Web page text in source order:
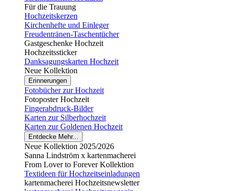
Für die Trauung
Hochzeitskerzen
Kirchenhefte und Einleger
Freudentränen-Taschentücher
Gastgeschenke Hochzeit
Hochzeitssticker
Danksagungskarten Hochzeit
Neue Kollektion
Erinnerungen
Fotobücher zur Hochzeit
Fotoposter Hochzeit
Fingerabdruck-Bilder
Karten zur Silberhochzeit
Karten zur Goldenen Hochzeit
Entdecke Mehr...
Neue Kollektion 2025/2026
Sanna Lindström x kartenmacherei
From Lover to Forever Kollektion
Textideen für Hochzeitseinladungen
kartenmacherei Hochzeitsnewsletter